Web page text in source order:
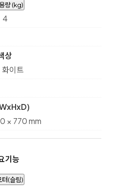
량 (kg)
4
상
화이트
× 770 mm
기능
(슬림)